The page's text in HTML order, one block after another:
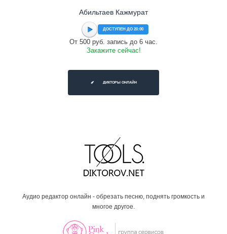
Абильтаев Кажмурат
ДОСТУПЕН ДО 20:00
От 500 руб. запись до 6 час.
Закажите сейчас!
ДИКТОРЫ ОНЛАЙН
Аудио редактор онлайн - обрезать песню, поднять громкость и
многое другое.